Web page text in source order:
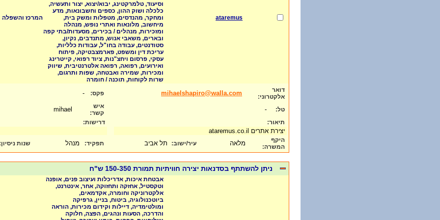
ataremus
וסיעוד, טלמרקטינג, יבוא/יצוא, יצור ותעשיה,
כלכלה ושוק ההון, כספים וחשבונאות, מדע
ומחקר, מהנדסים, מטפלות ומשק בית,
מיחשוב, מלונאות ואתרי נופש, מנהלה
ומזכירות, מנהלים / בכירים, מסעדות/בתי קפה
ובארים, משאבי אנוש, מתנדבים, נקיון,
סטודנטים, עבודה בחו"ל, עבודות כלליות,
עריכת דין ומשפט, פארמצבטיקה, פיתוח
עסקי, פרסום ויחצ"נות, ציוד רפואי, קייטרינג
ואירועים, רפואה, רפואה אלטרנטיבית, שיווק
ומכירות, שמירה ואבטחה, שפות ותרגום,
שרות לקוחות, תוכנה / חומרה
המרכז והשפלה
דואר
אלקטרוני:
mihaelshapiro@walla.com פקס: -
טל: -
איש
קשר:
תיאור:
יצירת אתרים ataremus.co.il
דרישות:
היקף
המשרה:
מלאה עיר/ישוב: תל אביב תפקיד: מנהל שנות ניסיון:
ניתן להשתתף בסדנאות יצירה חוויתיות תמורת 150-350 ש"ח
אבטחת איכות, אדריכלות ועיצוב פנים, אופנה
וטקסטיל, אחזקה ותחזוקה, אחר, אינטרנט,
אלקטרוניקה וחומרה, אקדמאים,
ביוטכנולוגיה, ביטוח, בניין, גרפיקה
ומולטימדיה, דיילות וקידום מכירות, הוראה
והדרכה, הסעות ונהגים, הפצה, חלוקה